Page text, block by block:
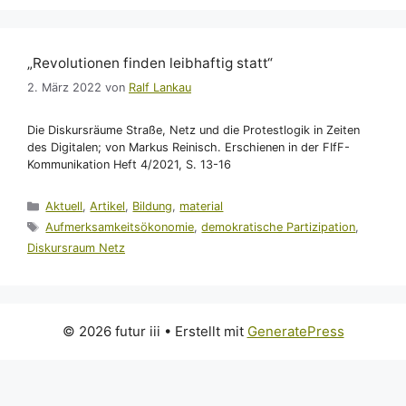
„Revolutionen finden leibhaftig statt“
2. März 2022 von Ralf Lankau
Die Diskursräume Straße, Netz und die Protestlogik in Zeiten
des Digitalen; von Markus Reinisch. Erschienen in der FIfF-
Kommunikation Heft 4/2021, S. 13-16
Kategorien
Aktuell,Artikel, Bildung, material
Schlagwörter
Aufmerksamkeitsökonomie,demokratische Partizipation,
Diskursraum Netz
© 2026 futur iii • Erstellt mit GeneratePress